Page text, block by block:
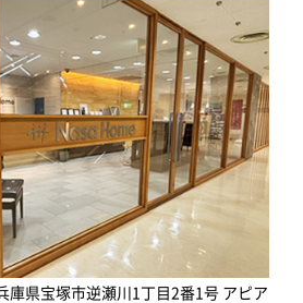
県宝塚市逆瀬川1丁目2番1号 アピア